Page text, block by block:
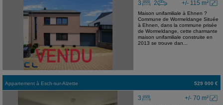
+/- 115 m²
3 2
Maison unifamiliale à Ehnen ?
Commune de Wormeldange Située
à Ehnen, dans la commune prisée
de Wormeldange, cette charmante
maison unifamiliale construite en
2013 se trouve dan...
Appartement à Esch-sur-Alzette 529 000 €
+/- 70 m²
3